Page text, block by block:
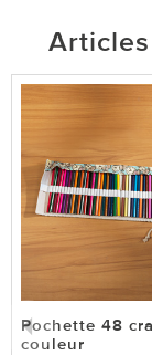
Pochette 48
couleur